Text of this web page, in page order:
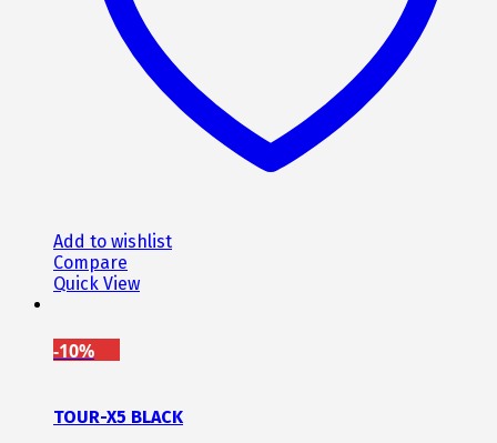
Add to wishlist
Compare
Quick View
-10%
TOUR-X5 BLACK